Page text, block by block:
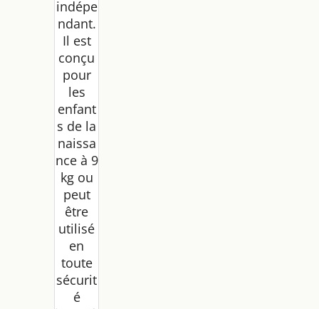
indépe
ndant.
Il est
conçu
pour
les
enfant
s de la
naissa
nce à 9
kg ou
peut
être
utilisé
en
toute
sécurit
é